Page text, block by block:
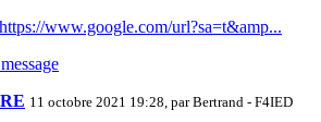
https://www.google.com/url?sa=t&amp...
11 octobre 2021 19:28, parBertrand - F4IED